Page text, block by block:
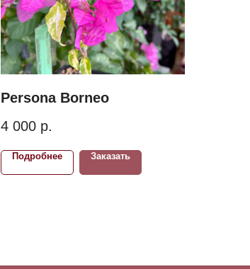
Persona Borneo
4 000 р.
Подробнее Заказать